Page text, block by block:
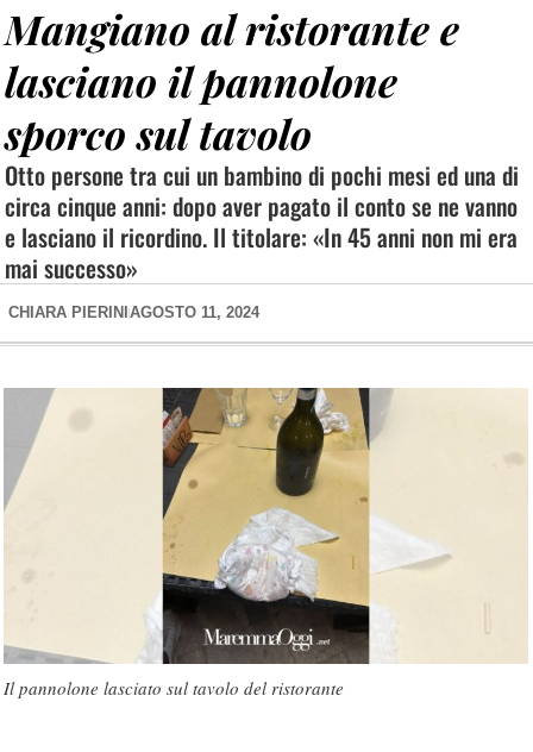
Mangiano al ristorante e
lasciano il pannolone
sporco sul tavolo
Otto persone tra cui un bambino di pochi mesi ed una di
circa cinque anni: dopo aver pagato il conto se ne vanno
e lasciano il ricordino. Il titolare: «In 45 anni non mi era
mai successo»
CHIARA PIERINI AGOSTO 11, 2024
Il pannolone lasciato sul tavolo del ristorante